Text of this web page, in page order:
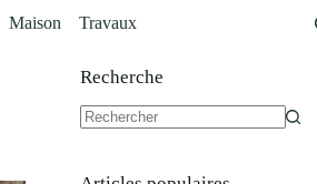
Maison Travaux
Recherche